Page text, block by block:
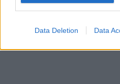
Data Deletion Data